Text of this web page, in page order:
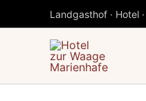
Inhalt
Landgasthof · Hotel